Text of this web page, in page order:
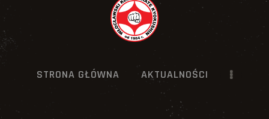
STRONA GŁÓWNA AKTUALNOŚCI